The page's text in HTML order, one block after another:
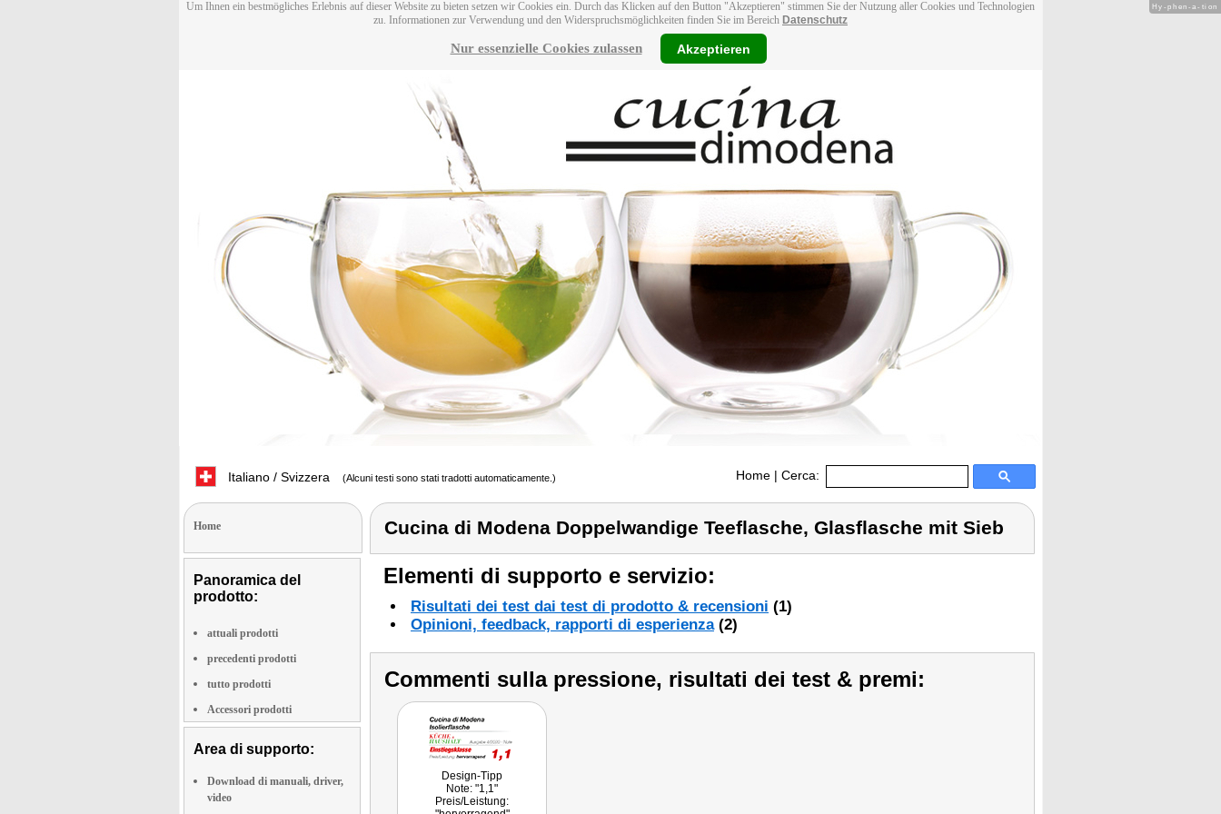
Um Ihnen ein bestmögliches Erlebnis auf dieser Website zu bieten setzen wir Cookies ein. Durch das Klicken auf den Button "Akzeptieren" stimmen Sie der Nutzung aller Cookies und Technologien
zu. Informationen zur Verwendung und den Widerspruchsmöglichkeiten finden Sie im Bereich Datenschutz
Nur essenzielle Cookies zulassen Akzeptieren
Italiano / Svizzera (Alcuni testi sono stati tradotti automaticamente.) Home | Cerca:
Home
Panoramica del
prodotto:
attuali prodotti
precedenti prodotti
tutto prodotti
Accessori prodotti
Area di supporto:
Download di manuali, driver,
video
Cucina di Modena Doppelwandige Teeflasche, Glasflasche mit Sieb
Elementi di supporto e servizio:
Risultati dei test dai test di prodotto & recensioni (1)
Opinioni, feedback, rapporti di esperienza(2)
Commenti sulla pressione, risultati dei test & premi:
Design-Tipp
Note: "1,1"
Preis/Leistung:
Hy-phen-a-tion